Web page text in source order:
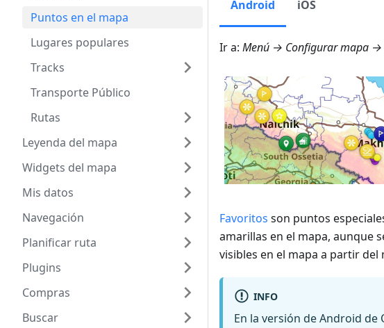
Puntos en el mapa
Lugares populares
Tracks
Transporte Público
Rutas
Leyenda del mapa
Widgets del mapa
Mis datos
Navegación
Planificar ruta
Plugins
Compras
Buscar
Android iOS
Ir a: Menú → Configurar mapa →
Favoritos son puntos
amarillas en el mapa, aunque
visibles en el mapa a partir del
INFO
En la versión de Android